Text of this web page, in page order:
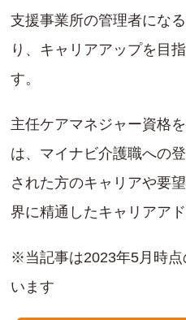
支援事業所の管理者にな
り、キャリアアップを目
す。
主任ケアマネジャー資格
は、マイナビ介護職への
された方のキャリアや要
界に精通したキャリアア
※当記事は2023年5月時
います